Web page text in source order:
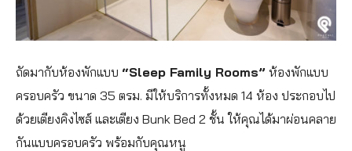
ถัดมากับห้องพักแบบ “Sleep Family Rooms” ห้องพักแบบ
ครอบครัว ขนาด 35 ตรม. มีให้บริการทั้งหมด 14 ห้อง ประกอบไป
ด้วยเตียงคิงไซส์ และเตียง Bunk Bed 2 ชั้น ให้คุณได้มาผ่อนคลาย
กันแบบครอบครัว พร้อมกับคุณหนู